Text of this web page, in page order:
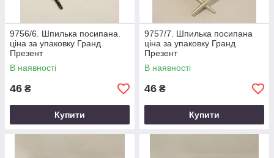
9756/6. Шпилька посипана.
ціна за упаковку Гранд
Презент
В наявності
46 ₴
Купити
9757/7. Шпилька посипана
ціна за упаковку Гранд
Презент
В наявності
46 ₴
Купити